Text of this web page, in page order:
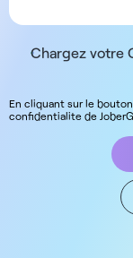
Chargez votre
En cliquant sur le
confidentialite de